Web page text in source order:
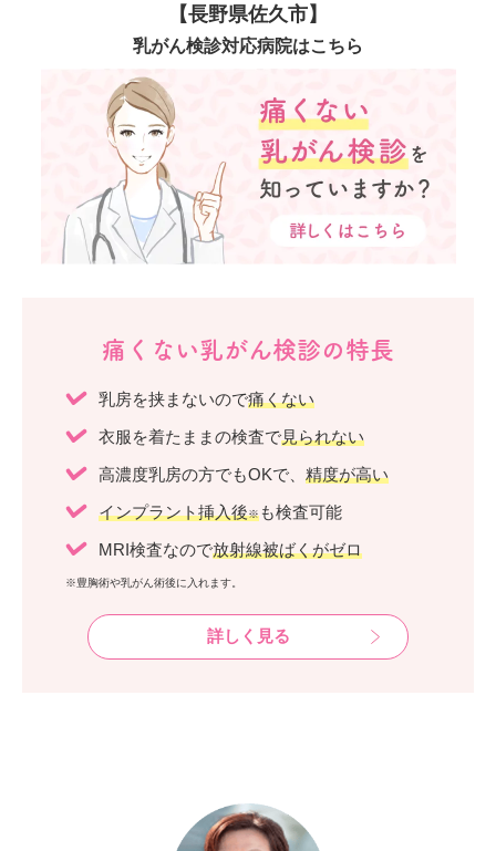
【長野県佐久市】
乳がん検診対応病院はこちら
痛くない乳がん検診の特長
乳房を挟まないので痛くない
衣服を着たままの検査で見られない
高濃度乳房の方でもOKで、 精度が高い
インプラント挿入後※ も検査可能
MRI検査なので放射線被ばくがゼロ
※豊胸術や乳がん術後に入れます。
詳しく見る